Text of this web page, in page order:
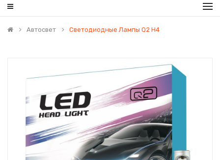
Автосвет Светодиодные Лампы Q2 H4